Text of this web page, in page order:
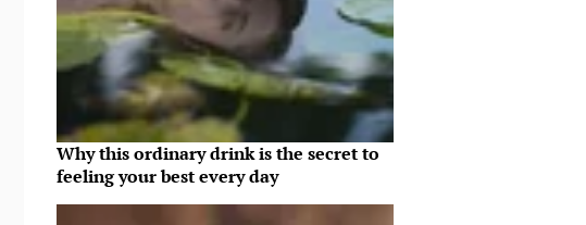
Why this ordinary drink is the secret to
feeling your best every day